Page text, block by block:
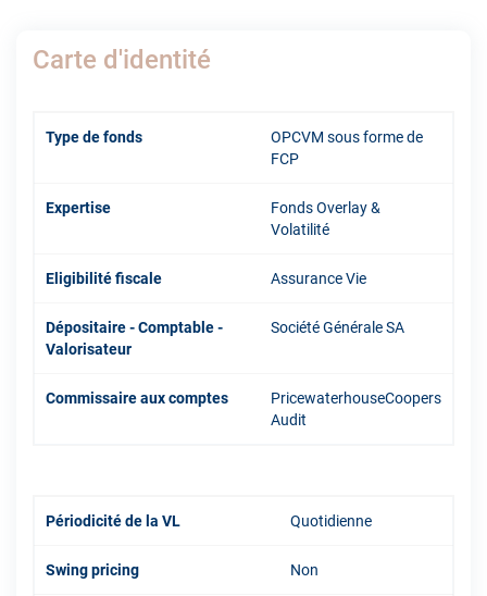
Carte d'identité
Type de fonds
OPCVM sous forme de
FCP
Expertise
Fonds Overlay &
Volatilité
Eligibilité fiscale Assurance Vie
Dépositaire - Comptable -
Valorisateur
Société Générale SA
Commissaire aux comptes
PricewaterhouseCoopers
Audit
Périodicité de la VL Quotidienne
Swing pricing Non